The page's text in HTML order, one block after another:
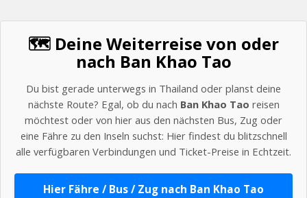
🗺️ Deine Weiterreise von oder
nach Ban Khao Tao
Du bist gerade unterwegs in Thailand oder planst deine
nächste Route? Egal, ob du nach Ban Khao Tao reisen
möchtest oder von hier aus den nächsten Bus, Zug oder
eine Fähre zu den Inseln suchst: Hier findest du blitzschnell
alle verfügbaren Verbindungen und Ticket-Preise in Echtzeit.
Hier Fähre / Bus / Zug nach Ban Khao Tao